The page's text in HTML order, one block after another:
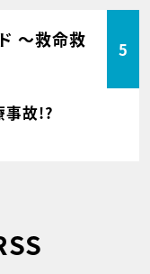
～救命救
5
事故!?